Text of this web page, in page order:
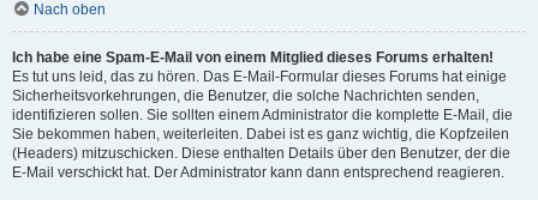
Nach oben
Ich habe eine Spam-E-Mail von einem Mitglied dieses Forums erhalten!
Es tut uns leid, das zu hören. Das E-Mail-Formular dieses Forums hat einige
Sicherheitsvorkehrungen, die Benutzer, die solche Nachrichten senden,
identifizieren sollen. Sie sollten einem Administrator die komplette E-Mail, die
Sie bekommen haben, weiterleiten. Dabei ist es ganz wichtig, die Kopfzeilen
(Headers) mitzuschicken. Diese enthalten Details über den Benutzer, der die
E-Mail verschickt hat. Der Administrator kann dann entsprechend reagieren.